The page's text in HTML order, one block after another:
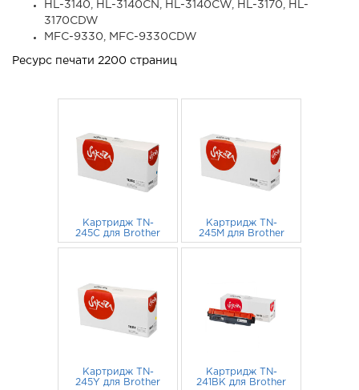
HL-3140, HL-3140CN, HL-3140CW, HL-3170, HL-
3170CDW
MFC-9330, MFC-9330CDW
Ресурс печати 2200 страниц
Картридж TN-
245C для Brother
DCP-9020cdw, HL-
голубой
Картридж TN-
245M для Brother
DCP-9020cdw, HL-
Картридж TN-
245Y для Brother
Картридж TN-
241BK для Brother